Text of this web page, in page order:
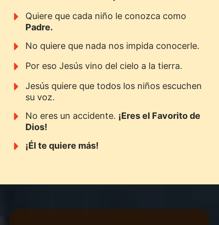
Quiere que cada niño le conozca como
Padre.
No quiere que nada nos impida conocerle.
Por eso Jesús vino del cielo a la tierra.
Jesús quiere que todos los niños escuchen
su voz.
No eres un accidente. ¡Eres el Favorito de
Dios!
¡Él te quiere más!